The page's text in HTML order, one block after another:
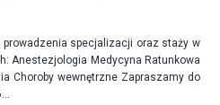
prowadzenia specjalizacji oraz staży w
Anestezjologia Medycyna Ratunkowa
Choroby wewnętrzne Zapraszamy do